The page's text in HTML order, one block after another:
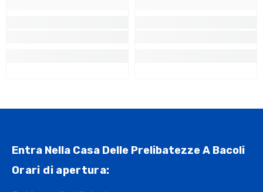
Entra Nella Casa Delle Prelibatezze A Bacoli
Orari di apertura: